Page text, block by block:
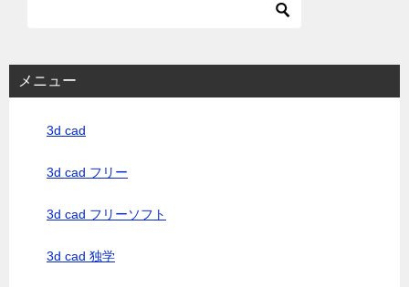
メニュー
3d cad
3d cad フリー
3d cad フリーソフト
3d cad 独学